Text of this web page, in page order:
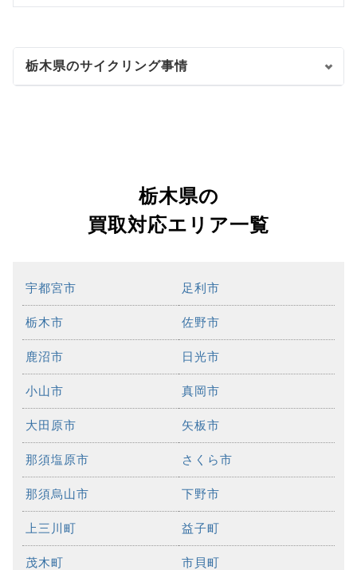
栃木県のサイクリング事情
栃木県の
買取対応エリア一覧
宇都宮市 足利市
栃木市 佐野市
鹿沼市 日光市
小山市 真岡市
大田原市 矢板市
那須塩原市 さくら市
那須烏山市 下野市
上三川町 益子町
茂木町 市貝町